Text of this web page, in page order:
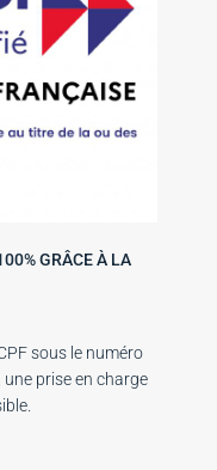
GRÂCE À LA
sous le numéro
prise en charge